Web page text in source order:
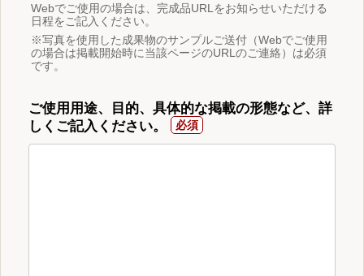
Webでご使用の場合は、完成品URLをお知らせいただける
日程をご記入ください。
※写真を使用した成果物のサンプルご送付（Webでご使用
の場合は掲載開始時に当該ページのURLのご連絡）は必須
です。
ご使用用途、目的、具体的な掲載の形態など、詳
しくご記入ください。